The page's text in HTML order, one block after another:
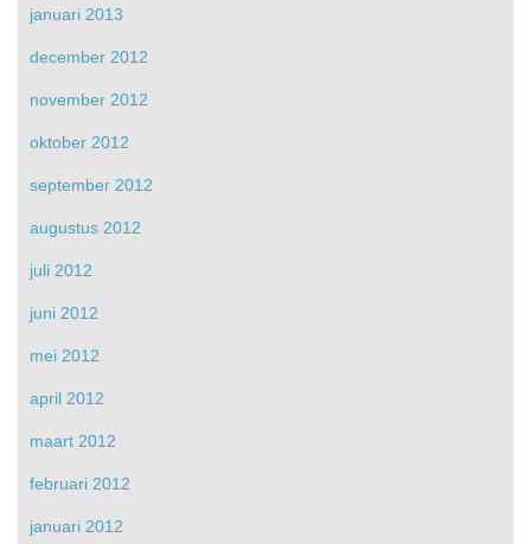
januari 2013
december 2012
november 2012
oktober 2012
september 2012
augustus 2012
juli 2012
juni 2012
mei 2012
april 2012
maart 2012
februari 2012
januari 2012